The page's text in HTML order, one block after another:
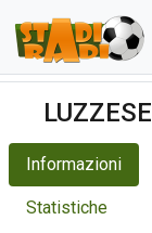
LUZZESE
Informazioni
Statistiche